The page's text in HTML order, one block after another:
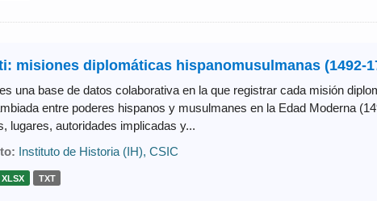
misiones diplomáticas hispanomusulmanas (1492-
una base de datos colaborativa en la que registrar cada misión
entre poderes hispanos y musulmanes en la Edad Moderna
lugares, autoridades implicadas y...
Instituto de Historia (IH), CSIC
XLSX TXT